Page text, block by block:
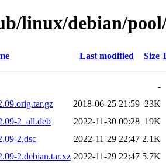
linux/debian/
Last modified Size
-
2018-06-25 21:59 23K
2_all.deb
2022-11-30 00:28 19K
2.dsc
2022-11-29 22:47 2.1K
2.debian.tar.xz 2022-11-29 22:47 5.7K